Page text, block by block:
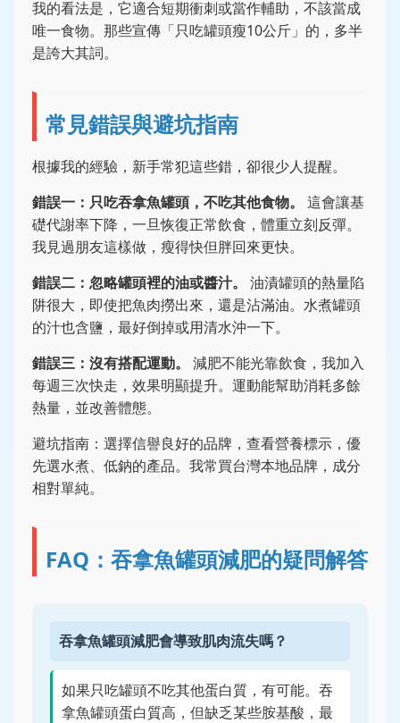
我的看法是，它適合短期衝刺或當作輔助，不該當成
唯一食物。那些宣傳「只吃罐頭瘦10公斤」的，多半
是誇大其詞。
常見錯誤與避坑指南
根據我的經驗，新手常犯這些錯，卻很少人提醒。
錯誤一：只吃吞拿魚罐頭，不吃其他食物。
這會讓基
礎代謝率下降，一旦恢復正常飲食，體重立刻反彈。
我見過朋友這樣做，瘦得快但胖回來更快。
錯誤二：忽略罐頭裡的油或醬汁。
油漬罐頭的熱量陷
阱很大，即使把魚肉撈出來，還是沾滿油。水煮罐頭
的汁也含鹽，最好倒掉或用清水沖一下。
錯誤三：沒有搭配運動。
減肥不能光靠飲食，我加入
每週三次快走，效果明顯提升。運動能幫助消耗多餘
熱量，並改善體態。
避坑指南：選擇信譽良好的品牌，查看營養標示，優
先選水煮、低鈉的產品。我常買台灣本地品牌，成分
相對單純。
FAQ：吞拿魚罐頭減肥的疑問解答
吞拿魚罐頭減肥會導致肌肉流失嗎？
如果只吃罐頭不吃其他蛋白質，有可能。吞
拿魚罐頭蛋白質高，但缺乏某些胺基酸，最